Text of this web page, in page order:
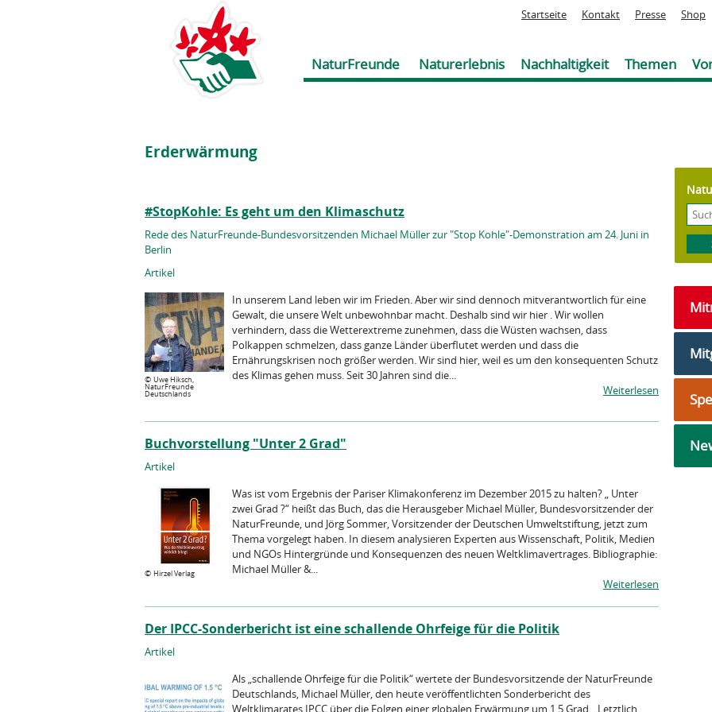
Jump to navigation
Startseite Kontakt Presse Shop
NaturFreunde Naturerlebnis Nachhaltigkeit Themen
Erderwärmung
#StopKohle: Es geht um den Klimaschutz
Rede des NaturFreunde-Bundesvorsitzenden Michael Müller zur "Stop Kohle"-Demonstration am 24. Juni in
Berlin
Artikel
© Uwe Hiksch,
NaturFreunde
Deutschlands
In unserem Land leben wir im Frieden. Aber wir sind dennoch mitverantwortlich für eine
Gewalt, die unsere Welt unbewohnbar macht. Deshalb sind wir hier . Wir wollen
verhindern, dass die Wetterextreme zunehmen, dass die Wüsten wachsen, dass
Polkappen schmelzen, dass ganze Länder überflutet werden und dass die
Ernährungskrisen noch größer werden. Wir sind hier, weil es um den konsequenten Schutz
des Klimas gehen muss. Seit 30 Jahren sind die...
Weiterlesen
Buchvorstellung "Unter 2 Grad"
Artikel
© Hirzel Verlag
Was ist vom Ergebnis der Pariser Klimakonferenz im Dezember 2015 zu halten? „ Unter
zwei Grad ?“ heißt das Buch, das die Herausgeber Michael Müller, Bundesvorsitzender der
NaturFreunde, und Jörg Sommer, Vorsitzender der Deutschen Umweltstiftung, jetzt zum
Thema vorgelegt haben. In diesem analysieren Experten aus Wissenschaft, Politik, Medien
und NGOs Hintergründe und Konsequenzen des neuen Weltklimavertrages. Bibliographie:
Michael Müller &...
Weiterlesen
Der IPCC-Sonderbericht ist eine schallende Ohrfeige für die Politik
Artikel
Als „schallende Ohrfeige für die Politik“ wertete der Bundesvorsitzende der NaturFreunde
Deutschlands, Michael Müller, den heute veröffentlichten Sonderbericht des
Weltklimarates IPCC über die Folgen einer globalen Erwärmung um 1,5 Grad. „Letztlich